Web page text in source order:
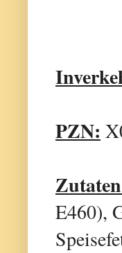
PZN:
E460),